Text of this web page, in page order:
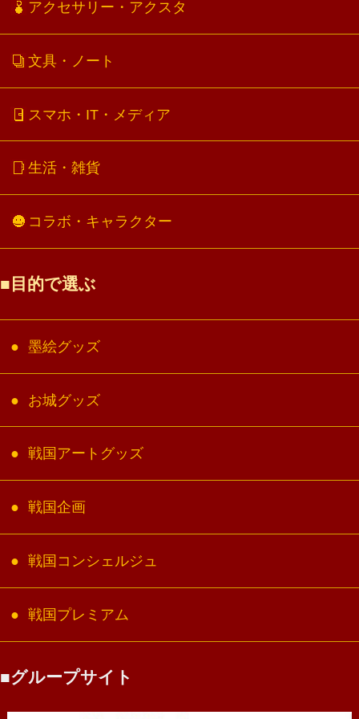
アクセサリー・アクスタ
文具・ノート
スマホ・IT・メディア
生活・雑貨
コラボ・キャラクター
目的で選ぶ
墨絵グッズ
お城グッズ
戦国アートグッズ
戦国企画
戦国コンシェルジュ
戦国プレミアム
グループサイト